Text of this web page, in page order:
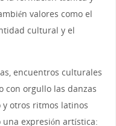
valores como el
cultural y el
encuentros culturales
con orgullo las danzas
y otros ritmos latinos
expresión artística: